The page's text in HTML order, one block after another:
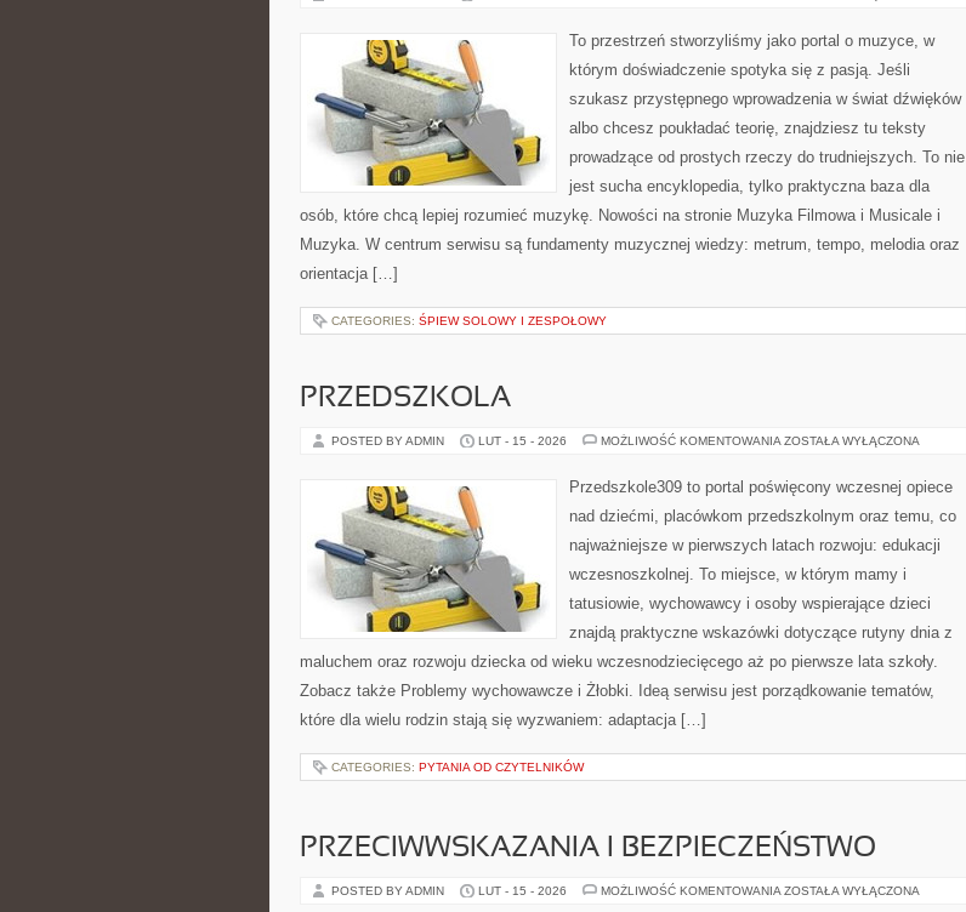
WOKALNE
To przestrzeń stworzyliśmy jako portal o muzyce, w
którym doświadczenie spotyka się z pasją. Jeśli
szukasz przystępnego wprowadzenia w świat dźwięków
albo chcesz poukładać teorię, znajdziesz tu teksty
prowadzące od prostych rzeczy do trudniejszych. To nie
jest sucha encyklopedia, tylko praktyczna baza dla
osób, które chcą lepiej rozumieć muzykę. Nowości na stronie Muzyka Filmowa i Musicale i
Muzyka. W centrum serwisu są fundamenty muzycznej wiedzy: metrum, tempo, melodia oraz
orientacja […]
CATEGORIES: ŚPIEW SOLOWY I ZESPOŁOWY
PRZEDSZKOLA
POSTED BY ADMIN LUT - 15 - 2026 MOŻLIWOŚĆ KOMENTOWANIA PRZEDSZKOLA
ZOSTAŁA WYŁĄCZONA
Przedszkole309 to portal poświęcony wczesnej opiece
nad dziećmi, placówkom przedszkolnym oraz temu, co
najważniejsze w pierwszych latach rozwoju: edukacji
wczesnoszkolnej. To miejsce, w którym mamy i
tatusiowie, wychowawcy i osoby wspierające dzieci
znajdą praktyczne wskazówki dotyczące rutyny dnia z
maluchem oraz rozwoju dziecka od wieku wczesnodziecięcego aż po pierwsze lata szkoły.
Zobacz także Problemy wychowawcze i Żłobki. Ideą serwisu jest porządkowanie tematów,
które dla wielu rodzin stają się wyzwaniem: adaptacja […]
CATEGORIES: PYTANIA OD CZYTELNIKÓW
PRZECIWWSKAZANIA I BEZPIECZEŃSTWO
POSTED BY ADMIN LUT - 15 - 2026 MOŻLIWOŚĆ KOMENTOWANIA PRZECIWWSKAZANIA
ZOSTAŁA WYŁĄCZONA